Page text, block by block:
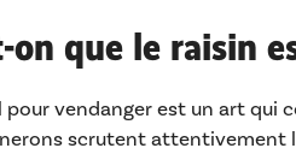
que le raisin
vendanger est un art qui
scrutent attentivement